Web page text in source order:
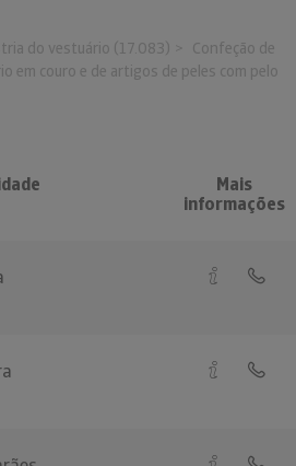
do vestuário (17.083)
Confeção de
em couro e de artigos de peles com pelo
Mais
informações